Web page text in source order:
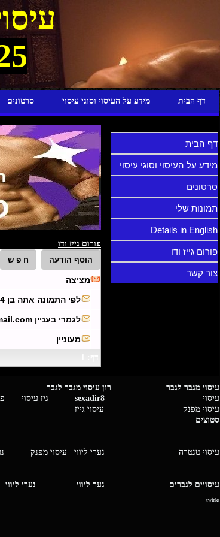
דף הבית מידע על העיסוי וסוגי עיסוי סרטונים
דף הבית
מידע על העיסוי וסוגי עיסוי
סרטונים
תמונות שלי
Details in English
פורום גייז ודו
צור קשר
פורום גייז ודו
מציצה
לפי התמונה אתה בן 64 אולי
לגמרי בעניין yossi3256@gmail.com
מעוניין
עיסוי מגבר לגבר רון עיסוי מגבר
עיסוי sexadir8 גיז עיסוי
עיסוי מפנק
עיסוי גייז
סטוצים
עיסוי טנטרה נערי ליווי עיסוי מפנק
עיסויים לגברים נער ליווי נערי ליווי
twinks